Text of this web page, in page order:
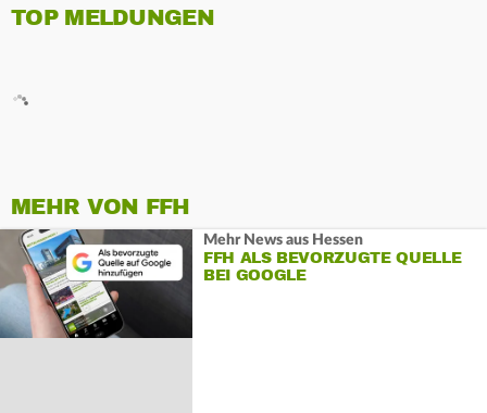
TOP MELDUNGEN
MEHR VON FFH
Mehr News aus Hessen
FFH ALS BEVORZUGTE QUELLE
BEI GOOGLE